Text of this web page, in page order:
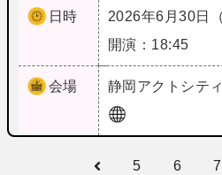
日時
2026年6月30日（
開演：18:45
会場 静岡 アクトシテ
5 6 7